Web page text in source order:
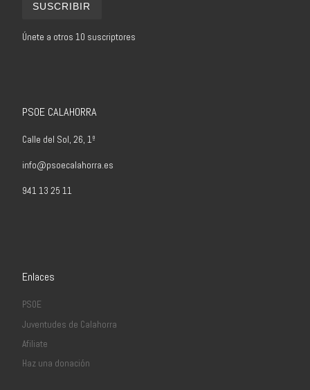
SUSCRIBIR
Únete a otros 10 suscriptores
PSOE CALAHORRA
Calle del Sol, 26, 1º
info@psoecalahorra.es
941 13 25 11
Enlaces
PSOE
Juventudes de Calahorra
Afiliate
Haz una donación